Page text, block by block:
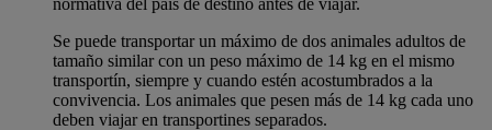
Se puede transportar un máximo de dos animales adultos de
tamaño similar con un peso máximo de 14 kg en el mismo
transportín, siempre y cuando estén acostumbrados a la
convivencia. Los animales que pesen más de 14 kg cada uno
deben viajar en transportines separados.